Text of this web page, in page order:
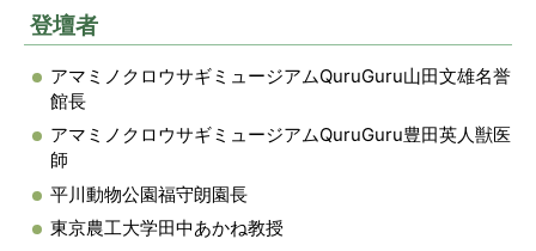
登壇者
アマミノクロウサギミュージアムQuruGuru山田文雄名誉
館⻑
アマミノクロウサギミュージアムQuruGuru豊田英人獣医
師
平川動物公園福守朗園⻑
東京農工大学田中あかね教授